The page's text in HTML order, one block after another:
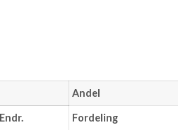
Andel
Endr.
Fordeling